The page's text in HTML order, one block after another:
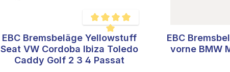
Durchschnittliche Bewertung von 5 von 5
EBC Bremsbeläge Yellowstuff
Seat VW Cordoba Ibiza Toledo
Caddy Golf 2 3 4 Passat
EBC
vorne BMW